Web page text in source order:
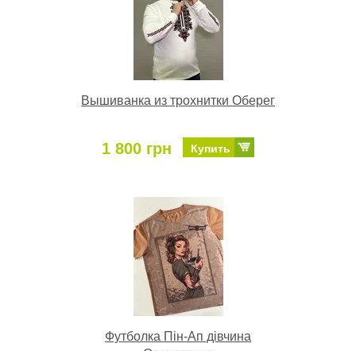
Вышиванка из трохнитки Оберег
1 800 грн Купить
Футболка Пін-Ап дівчина